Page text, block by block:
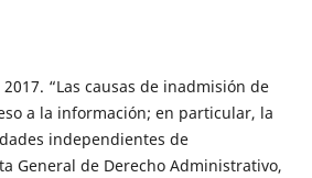
“Las causas de inadmisión de
a la información; en particular, la
independientes de
General de Derecho Administrativo,